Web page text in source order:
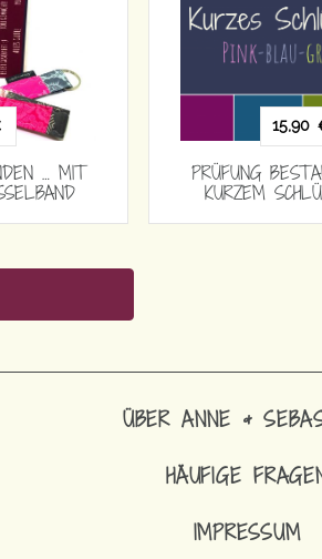
15,90
BESTANDEN … MIT
SCHLÜSSELBAND
ÜBER ANNE &
HÄUFIGE
IMPRESSUM